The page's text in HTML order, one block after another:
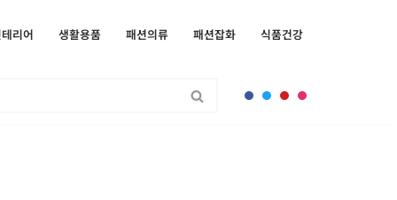
리어 생활용품 패션의류 패션잡화 식품건강